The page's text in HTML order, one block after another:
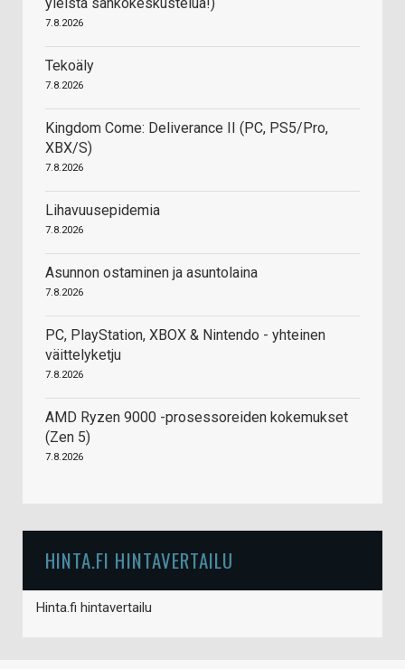
7.8.2026
Tekoäly
7.8.2026
Kingdom Come: Deliverance II (PC, PS5/Pro,
XBX/S)
7.8.2026
Lihavuusepidemia
7.8.2026
Asunnon ostaminen ja asuntolaina
7.8.2026
PC, PlayStation, XBOX & Nintendo - yhteinen
väittelyketju
7.8.2026
AMD Ryzen 9000 -prosessoreiden kokemukset
(Zen 5)
7.8.2026
HINTA.FI HINTAVERTAILU
Hinta.fi hintavertailu